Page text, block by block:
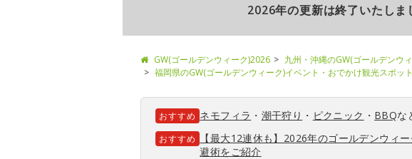
2026年の更新は終了いたしま
GW(ゴールデンウィーク)2026
九州・沖縄のGW(ゴールデンウ
福岡県のGW(ゴールデンウィーク)イベント・おでかけ観光スポット
おすすめ ネモフィラ ・ 潮干狩り ・ ピクニック ・ BBQな
おすすめ
【最大12連休も】2026年のゴールデンウィ
避術をご紹介